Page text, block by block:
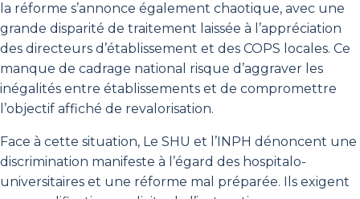
la réforme s’annonce également chaotique, avec une
grande disparité de traitement laissée à l’appréciation
des directeurs d’établissement et des COPS locales. Ce
manque de cadrage national risque d’aggraver les
inégalités entre établissements et de compromettre
l’objectif affiché de revalorisation.
Face à cette situation, Le SHU et l’INPH dénoncent une
discrimination manifeste à l’égard des hospitalo-
universitaires et une réforme mal préparée. Ils exigent